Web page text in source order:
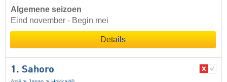
Algemene seizoen
Eind november - Begin mei
Details
1. Sahoro